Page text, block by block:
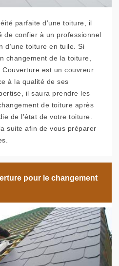
parfaite d’une toiture, il
de confier à un professionnel
d’une toiture en tuile. Si
changement de la toiture,
est un couvreur
à la qualité de ses
il saura prendre les
de toiture après
de l’état de votre toiture.
suite afin de vous préparer
pour le changement